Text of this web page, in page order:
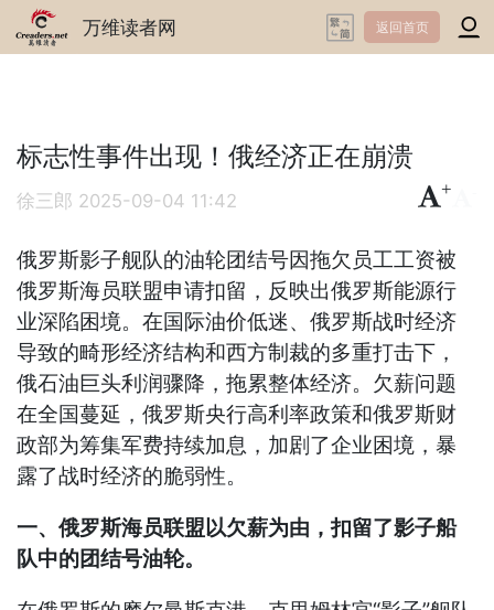
万维读者网 返回首页
标志性事件出现！俄经济正在崩溃
徐三郎 2025-09-04 11:42
+
俄罗斯影子舰队的油轮团结号因拖欠员工工资被
俄罗斯海员联盟申请扣留，反映出俄罗斯能源行
业深陷困境。在国际油价低迷、俄罗斯战时经济
导致的畸形经济结构和西方制裁的多重打击下，
俄石油巨头利润骤降，拖累整体经济。欠薪问题
在全国蔓延，俄罗斯央行高利率政策和俄罗斯财
政部为筹集军费持续加息，加剧了企业困境，暴
露了战时经济的脆弱性。
一、俄罗斯海员联盟以欠薪为由，扣留了影子船
队中的团结号油轮。